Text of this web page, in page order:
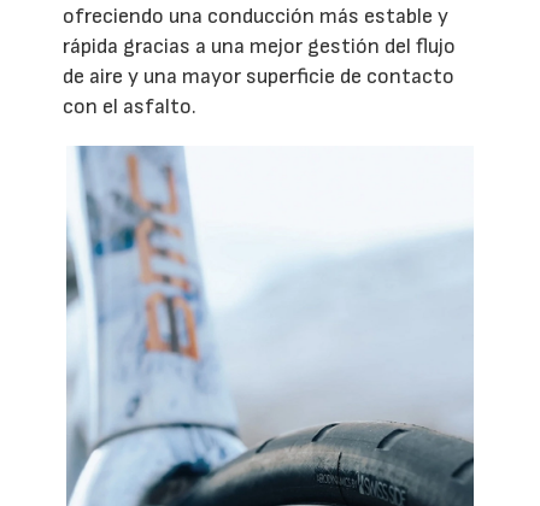
ofreciendo una conducción más estable y
rápida gracias a una mejor gestión del flujo
de aire y una mayor superficie de contacto
con el asfalto.